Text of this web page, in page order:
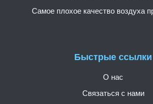
Быстрые ссылки
О нас
Связаться с нами
Самое плохое качество воздуха